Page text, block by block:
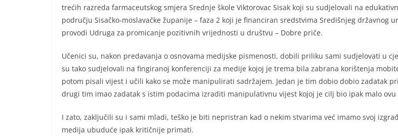
trećih razreda farmaceutskog smjera Srednje škole Viktorovac Sisak koji su sudjelovali na
području Sisačko-moslavačke županije – faza 2 koji je financiran sredstvima Središnjeg državnog
provodi Udruga za promicanje pozitivnih vrijednosti u društvu – Dobre priče.
Učenici su, nakon predavanja o osnovama medijske pismenosti, dobili priliku sami sudjelovati u
su tako sudjelovali na fingiranoj konferenciji za medije kojoj je trema bila zabrana korištenja
potom pisali vijest i učili kako se može manipulirati sadržajem. Jedan je tim dobio dobio zadatak
drugi tim imao zadatak s istim podacima izraditi manipulativnu vijest kojoj je cilj bio ipak malo
I zato, zaključili su i sami mladi, teško je biti nepristran kad o nekim stvarima već imamo svoj
medija ubuduće ipak kritičnije primati.